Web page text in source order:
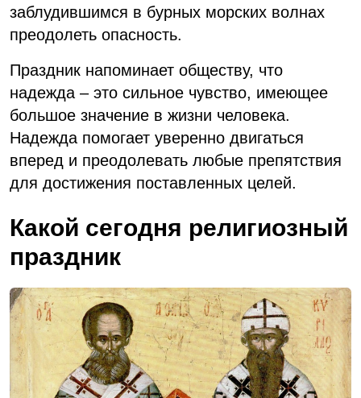
заблудившимся в бурных морских волнах
преодолеть опасность.
Праздник напоминает обществу, что
надежда – это сильное чувство, имеющее
большое значение в жизни человека.
Надежда помогает уверенно двигаться
вперед и преодолевать любые препятствия
для достижения поставленных целей.
Какой сегодня религиозный
праздник